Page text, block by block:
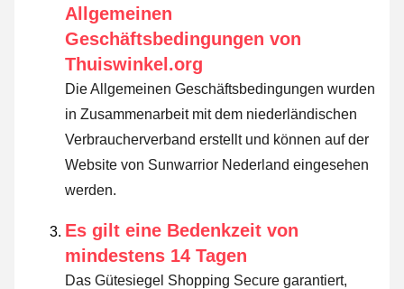
Allgemeinen
Geschäftsbedingungen von
Thuiswinkel.org
Die Allgemeinen Geschäftsbedingungen wurden
in Zusammenarbeit mit dem niederländischen
Verbraucherverband erstellt und können auf der
Website von Sunwarrior Nederland eingesehen
werden.
Es gilt eine Bedenkzeit von
mindestens 14 Tagen
Das Gütesiegel Shopping Secure garantiert,